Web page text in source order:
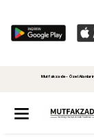
Mutfakzade - Özel